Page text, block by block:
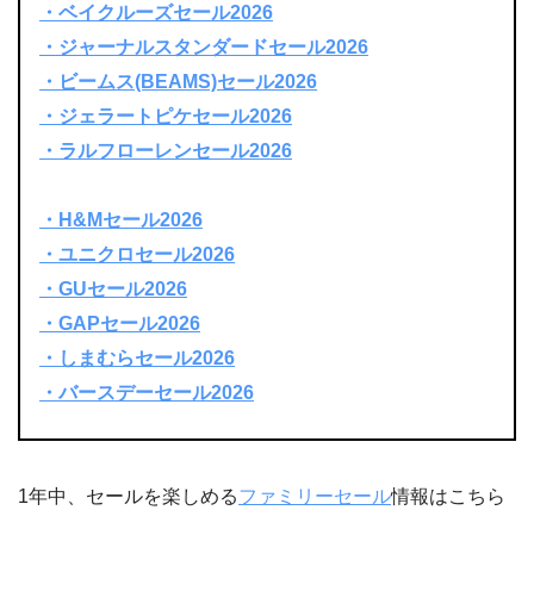
・ベイクルーズセール2026
・ジャーナルスタンダードセール2026
・ビームス(BEAMS)セール2026
・ジェラートピケセール2026
・ラルフローレンセール2026
・H&Mセール2026
・ユニクロセール2026
・GUセール2026
・GAPセール2026
・しまむらセール2026
・バースデーセール2026
1年中、セールを楽しめるファミリーセール情報はこちら